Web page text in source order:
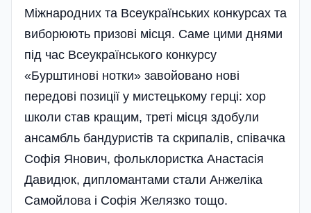
Міжнародних та Всеукраїнських конкурсах та
виборюють призові місця. Саме цими днями
під час Всеукраїнського конкурсу
«Бурштинові нотки» завойовано нові
передові позиції у мистецькому герці: хор
школи став кращим, треті місця здобули
ансамбль бандуристів та скрипалів, співачка
Софія Янович, фольклористка Анастасія
Давидюк, дипломантами стали Анжеліка
Самойлова і Софія Желязко тощо.